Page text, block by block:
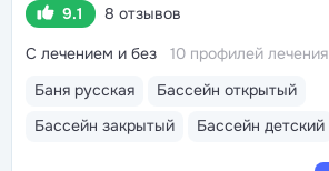
9.1
8 отзывов
Баня русская
Бассейн открытый
Бассейн закрытый
Бассейн детский
С лечением и без 10 профилей лечения